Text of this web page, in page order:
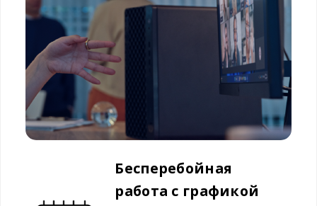
Бесперебойная
работа с графикой